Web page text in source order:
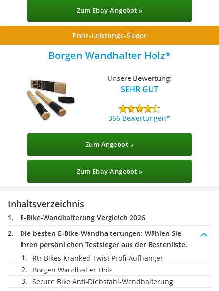
Zum Ebay-Angebot »
Preis-Leistungs-Sieger
Borgen Wandhalter Holz
Unsere Bewertung:
SEHR GUT
366 Bewertungen
Zum Angebot »
Zum Ebay-Angebot »
Inhaltsverzeichnis
E-Bike-Wandhalterung Vergleich 2026
Die besten E-Bike-Wandhalterungen: Wählen Sie
Ihren persönlichen Testsieger aus der Bestenliste.
Rtr Bikes Kranked Twist Profi-Aufhänger
Borgen Wandhalter Holz
Secure Bike Anti-Diebstahl-Wandhalterung